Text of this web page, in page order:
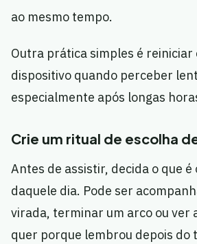
ao mesmo tempo.
Outra prática simples é reiniciar
dispositivo quando perceber
especialmente após longas
Crie um ritual de escolha
Antes de assistir, decida o que é
daquele dia. Pode ser
virada, terminar um arco ou ver
quer porque lembrou depois do